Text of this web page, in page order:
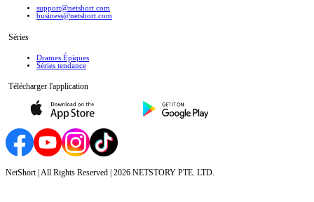
support@netshort.com
business@netshort.com
Séries
Drames Épiques
Séries tendance
Télécharger l'application
NetShort | All Rights Reserved | 2026 NETSTORY PTE. LTD.